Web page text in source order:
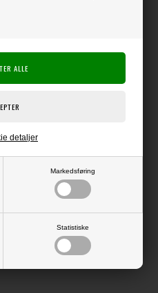
Markedsføring
Statistiske
detaljer
med satinmat overflade.